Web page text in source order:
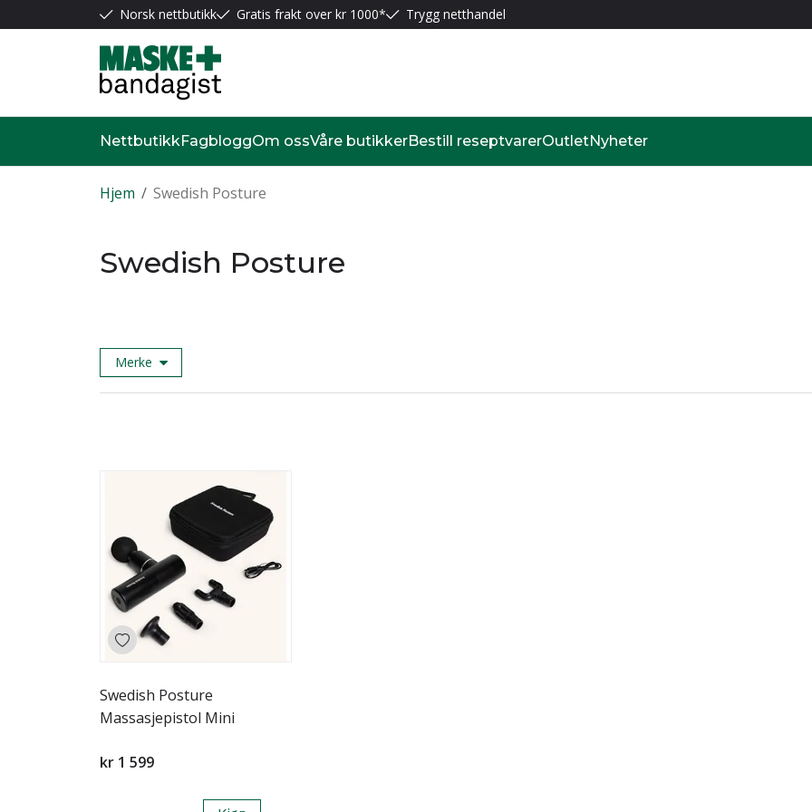
Norsk nettbutikk Gratis frakt over kr 1000* Trygg netthandel
NettbutikkFagbloggOm ossVåre butikkerBestill reseptvarerOutletNyheter
/
Hjem Swedish Posture
Swedish Posture
Merke
Swedish Posture
Massasjepistol Mini
kr 1 599